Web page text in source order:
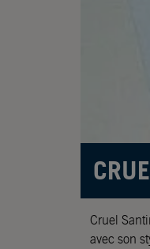
Cruel
avec son